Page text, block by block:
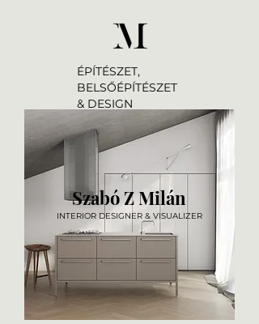
ÉPÍTÉSZET,
BELSŐÉPÍTÉSZET
& DESIGN
Szabó Z Milán
INTERIOR DESIGNER & VISUALIZER